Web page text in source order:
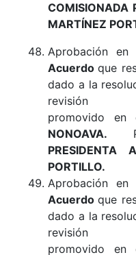
COMISIONADA
MARTÍNEZ
Aprobación
Acuerdoque
dado a la
revisión
promovido en
NONOAVA.
PRESIDENTA
PORTILLO.
Aprobación
Acuerdoque
dado a la
revisión
promovido en